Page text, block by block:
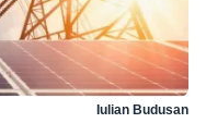
Iulian Budusan